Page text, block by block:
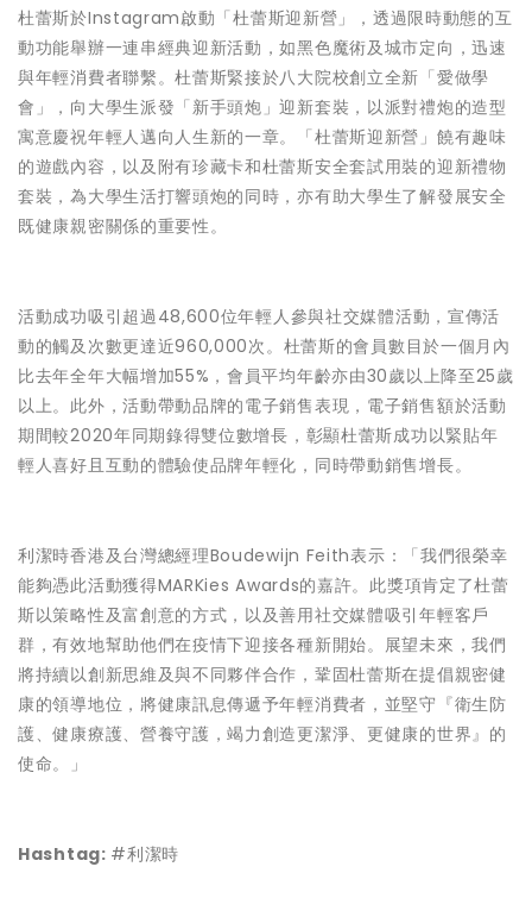
杜蕾斯於Instagram啟動「杜蕾斯迎新營」，透過限時動態的互
動功能舉辦一連串經典迎新活動，如黑色魔術及城市定向，迅速
與年輕消費者聯繫。杜蕾斯緊接於八大院校創立全新「愛做學
會」，向大學生派發「新手頭炮」迎新套裝，以派對禮炮的造型
寓意慶祝年輕人邁向人生新的一章。「杜蕾斯迎新營」饒有趣味
的遊戲內容，以及附有珍藏卡和杜蕾斯安全套試用裝的迎新禮物
套裝，為大學生活打響頭炮的同時，亦有助大學生了解發展安全
既健康親密關係的重要性。
活動成功吸引超過48,600位年輕人參與社交媒體活動，宣傳活
動的觸及次數更達近960,000次。杜蕾斯的會員數目於一個月內
比去年全年大幅增加55%，會員平均年齡亦由30歲以上降至25歲
以上。此外，活動帶動品牌的電子銷售表現，電子銷售額於活動
期間較2020年同期錄得雙位數增長，彰顯杜蕾斯成功以緊貼年
輕人喜好且互動的體驗使品牌年輕化，同時帶動銷售增長。
利潔時香港及台灣總經理Boudewijn Feith表示：「我們很榮幸
能夠憑此活動獲得MARKies Awards的嘉許。此獎項肯定了杜蕾
斯以策略性及富創意的方式，以及善用社交媒體吸引年輕客戶
群，有效地幫助他們在疫情下迎接各種新開始。展望未來，我們
將持續以創新思維及與不同夥伴合作，鞏固杜蕾斯在提倡親密健
康的領導地位，將健康訊息傳遞予年輕消費者，並堅守『衛生防
護、健康療護、營養守護，竭力創造更潔淨、更健康的世界』的
使命。」
Hashtag: #利潔時